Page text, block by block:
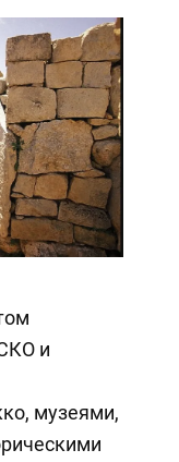
и
музеями,